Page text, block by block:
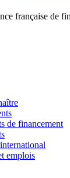
française de
de financement
emplois